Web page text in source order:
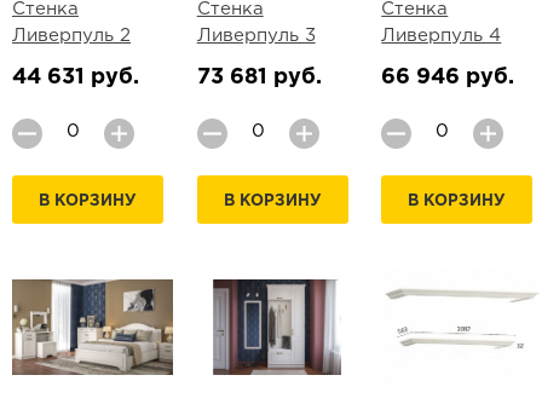
Стенка
Ливерпуль 2
44 631 руб.
В КОРЗИНУ
Стенка
Ливерпуль 3
73 681 руб.
В КОРЗИНУ
Стенка
Ливерпуль 4
66 946 руб.
В КОРЗИНУ